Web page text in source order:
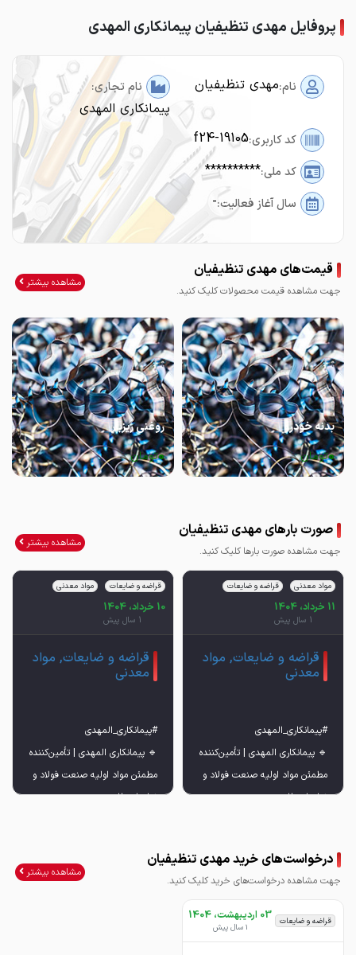
پروفایل مهدی تنظیفیان پیمانکاری المهدی
نام:مهدی تنظیفیان نام تجاری:
پیمانکاری المهدی
کد کاربری:f24-19105
کد ملی:**********
سال آغاز فعالیت:-
قیمت‌های مهدی تنظیفیان
جهت مشاهده قیمت محصولات کلیک کنید.
مشاهده بیشتر
بدنه خودرو
0تومان
روغنی ریزبار
0تومان
صورت بارهای مهدی تنظیفیان
جهت مشاهده صورت بارها کلیک کنید.
مشاهده بیشتر
مواد معدنی قراضه و ضایعات
11 خرداد، 1404
1 سال پیش
قراضه و ضایعات, مواد
معدنی
🔹 پیمانکاری المهدی | تأمین‌کننده
مطمئن مواد اولیه صنعت فولاد و
قراضه و ضایعات مواد معدنی
10 خرداد، 1404
1 سال پیش
قراضه و ضایعات, مواد
معدنی
🔹 پیمانکاری المهدی | تأمین‌کننده
مطمئن مواد اولیه صنعت فولاد و
درخواست‌های خرید مهدی تنظیفیان
جهت مشاهده درخواست‌های خرید کلیک کنید.
مشاهده بیشتر
قراضه و ضایعات 03 اردیبهشت، 1404
1 سال پیش